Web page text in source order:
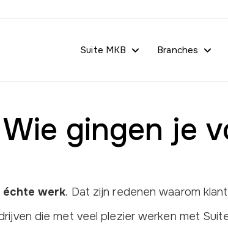
Suite MKB Branches
Wie gingen je
werk. Dat zijn redenen waarom
die met veel plezier werken met